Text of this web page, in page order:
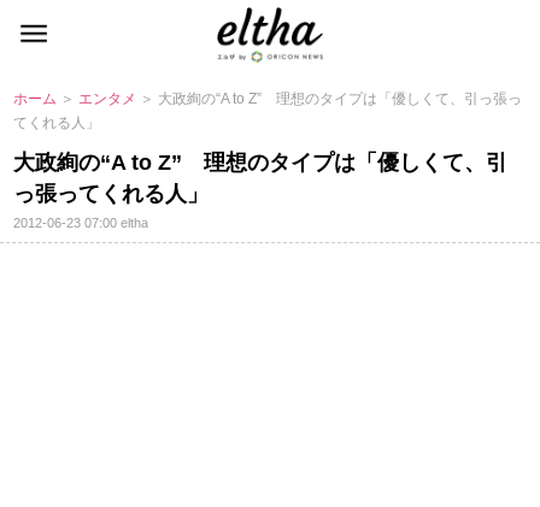
ホーム ＞ エンタメ ＞ 大政絢の“A to Z” 理想のタイプは「優しくて、引っ張っ
てくれる人」
大政絢の“A to Z” 理想のタイプは「優しくて、引
っ張ってくれる人」
2012-06-23 07:00eltha